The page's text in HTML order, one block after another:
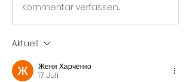
Kommentar verfassen...
Aktuell
Женя Харченко
17. Juli